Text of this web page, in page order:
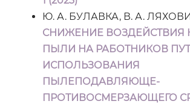
Ю. А. БУЛАВКА, В. А.
СНИЖЕНИЕ ВОЗДЕЙСТВИЯ
ПЫЛИ НА РАБОТНИКОВ
ИСПОЛЬЗОВАНИЯ
ПЫЛЕПОДАВЛЯЮЩЕ-
ПРОТИВОСМЕРЗАЮЩЕГО